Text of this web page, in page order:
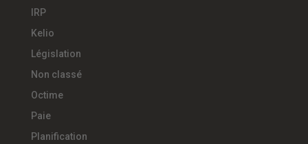
IRP
Kelio
Législation
Non classé
Octime
Paie
Planification